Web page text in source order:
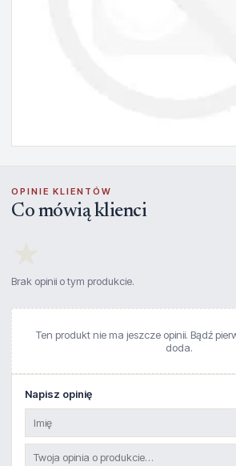
OPINIE KLIENTÓW
Co mówią klienci
Brak opinii o tym produkcie.
Ten produkt nie ma jeszcze opinii. Bądź
doda.
Napisz opinię